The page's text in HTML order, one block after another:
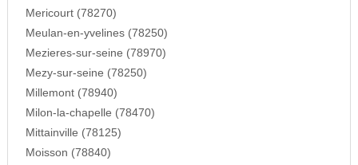
Mericourt (78270)
Meulan-en-yvelines (78250)
Mezieres-sur-seine (78970)
Mezy-sur-seine (78250)
Millemont (78940)
Milon-la-chapelle (78470)
Mittainville (78125)
Moisson (78840)